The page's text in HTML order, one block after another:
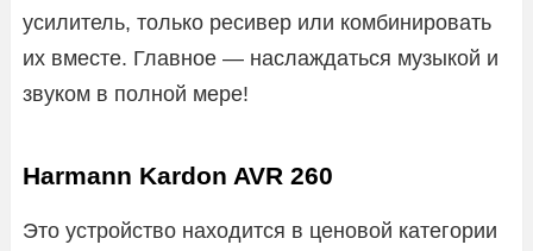
усилитель, только ресивер или комбинировать
их вместе. Главное — наслаждаться музыкой и
звуком в полной мере!
Harmann Kardon AVR 260
Это устройство находится в ценовой категории